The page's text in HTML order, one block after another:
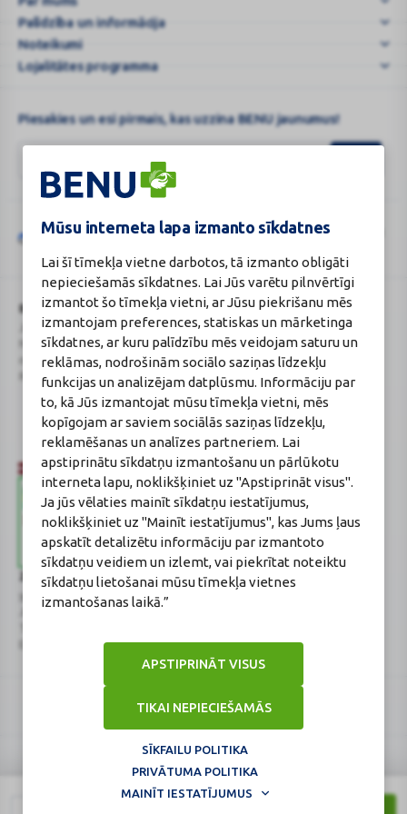
Mūsu interneta lapa izmanto sīkdatnes
Lai šī tīmekļa vietne darbotos, tā izmanto obligāti
nepieciešamās sīkdatnes. Lai Jūs varētu pilnvērtīgi
izmantot šo tīmekļa vietni, ar Jūsu piekrišanu mēs
izmantojam preferences, statiskas un mārketinga
sīkdatnes, ar kuru palīdzību mēs veidojam saturu un
reklāmas, nodrošinām sociālo saziņas līdzekļu
funkcijas un analizējam datplūsmu. Informāciju par
to, kā Jūs izmantojat mūsu tīmekļa vietni, mēs
kopīgojam ar saviem sociālās saziņas līdzekļu,
reklamēšanas un analīzes partneriem. Lai
apstiprinātu sīkdatņu izmantošanu un pārlūkotu
interneta lapu, noklikšķiniet uz "Apstiprināt visus".
Ja jūs vēlaties mainīt sīkdatņu iestatījumus,
noklikšķiniet uz "Mainīt iestatījumus", kas Jums ļaus
apskatīt detalizētu informāciju par izmantoto
sīkdatņu veidiem un izlemt, vai piekrītat noteiktu
sīkdatņu lietošanai mūsu tīmekļa vietnes
izmantošanas laikā.”
TIKAI NEPIECIEŠAMĀS
APSTIPRINĀT VISUS
SĪKFAILU POLITIKA
PRIVĀTUMA POLITIKA
MAINĪT IESTATĪJUMUS
–
e-
Aptieka
vi
Palīdzība un informācija
Noteikumi
Lojalitātes programma
Piesakies un esi pirmais, kas uzzina BENU jaunumus!
Google
reCAPTCHA
Šo vietni aizsargā „reCAPTCHA“, un uz to attiecas „Google“
BENU Aptieka Latvija, SIA
Juridiskā adrese / Faktiskā adrese:
Noliktavu iela 5, Dreiliņi, Stopiņu
novads, LV-2130
Reģistrācijas Nr.: 40003252167
Licence
Licences numurs: A00010
E-aptiekas kontakti
Aptiekas vadītāja:
Sertificēta farmaceite: Jeļena
Gončarova
Reģistrācijas Nr.: F-0834
Sertifikāta Nr.: 215.2025
Zāļu valsts aģentūra
www.zva.gov.lv
E-pasts: info@zva.gov.lv
Veselības inspekcija
E-pasts: vi@vi.gov.lv
. Visas tiesības aizsargātas.
Logo